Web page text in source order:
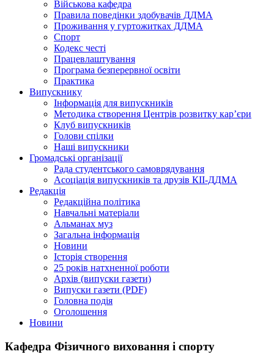
Військова кафедра
Правила поведінки здобувачів ДДМА
Проживання у гуртожитках ДДМА
Спорт
Кодекс честі
Працевлаштування
Програма безперервної освіти
Практика
Випускнику
Інформація для випускників
Методика створення Центрів розвитку кар’єри
Клуб випускників
Голови спілки
Наші випускники
Громадські організації
Рада студентського самоврядування
Асоціація випускників та друзів КІІ-ДДМА
Редакція
Редакційна політика
Навчальні матеріали
Альманах муз
Загальна інформація
Новини
Історія створення
25 років натхненної роботи
Архів (випуски газети)
Випуски газети (PDF)
Головна подія
Оголошення
Новини
Кафедра Фізичного виховання і спорту